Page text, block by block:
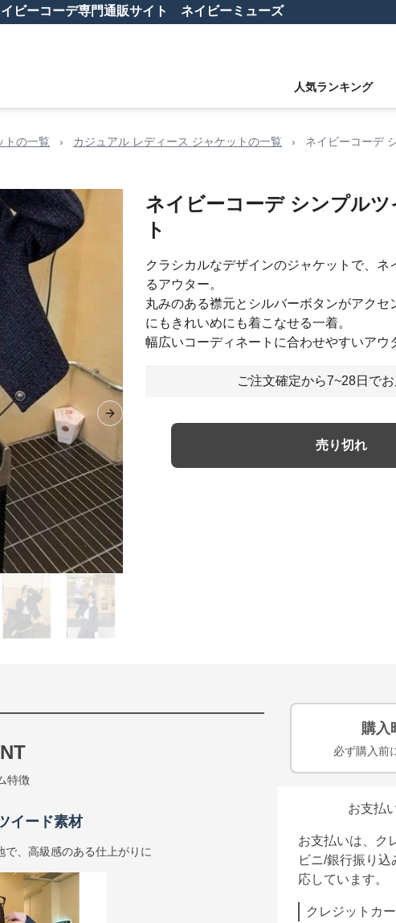
ビーコーデ専門通販サイト ネイビーミューズ
人気ランキング
トの一覧 › カジュアル レディース ジャケットの一覧 › ネイビーコーデ
Next slide
ネイビーコーデ シンプルツ
ト
クラシカルなデザインのジャケットで、ネ
るアウター。
丸みのある襟元とシルバーボタンがアクセ
にもきれいめにも着こなせる一着。
幅広いコーディネートに合わせやすいアウ
ご注文確定から7~28日で
売り切れ
特徴
イード素材
で、高級感のある仕上がりに
購入
必ず購入前
お支払
お支払いは、ク
ビニ/銀行振り
応しています。
クレジットカ